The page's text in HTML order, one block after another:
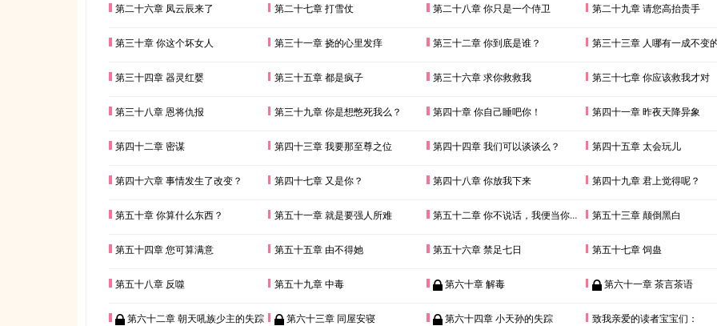
第二十六章 凤云辰来了 第二十七章 打雪仗 第二十八章 你只是一个侍卫 第二十九章 请您高抬贵手
第三十章 你这个坏女人 第三十一章 挠的心里发痒 第三十二章 你到底是谁？ 第三十三章 人哪有一成不变
第三十四章 器灵红婴 第三十五章 都是疯子 第三十六章 求你救救我 第三十七章 你应该救我才对
第三十八章 恩将仇报 第三十九章 你是想憋死我么？ 第四十章 你自己睡吧你！ 第四十一章 昨夜天降异象
第四十二章 密谋 第四十三章 我要那至尊之位 第四十四章 我们可以谈谈么？ 第四十五章 太会玩儿
第四十六章 事情发生了改变？ 第四十七章 又是你？ 第四十八章 你放我下来 第四十九章 君上觉得呢？
第五十章 你算什么东西？ 第五十一章 就是要强人所难 第五十二章 你不说话，我便当你答应了 第五十三章 颠倒黑白
第五十四章 您可算满意 第五十五章 由不得她 第五十六章 禁足七日 第五十七章 饲蛊
第五十八章 反噬 第五十九章 中毒 第六十章 解毒 第六十一章 茶言茶语
第六十二章 朝天吼族少主的失踪 第六十三章 同屋安寝 第六十四章 小天孙的失踪 致我亲爱的读者宝宝们：